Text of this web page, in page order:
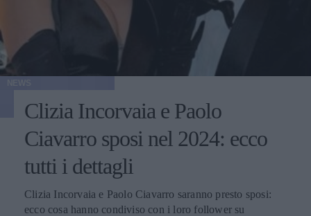
Clizia Incorvaia e Paolo
Ciavarro sposi nel 2024: ecco
tutti i dettagli
Clizia Incorvaia e Paolo Ciavarro saranno presto sposi:
ecco cosa hanno condiviso con i loro follower su